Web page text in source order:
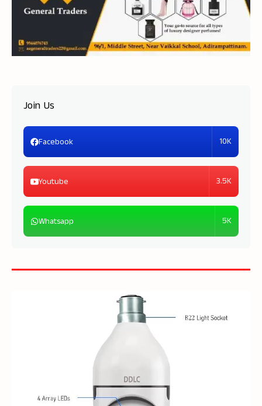
Join Us
Facebook 10K
Youtube 3.5K
Whatsapp 5K